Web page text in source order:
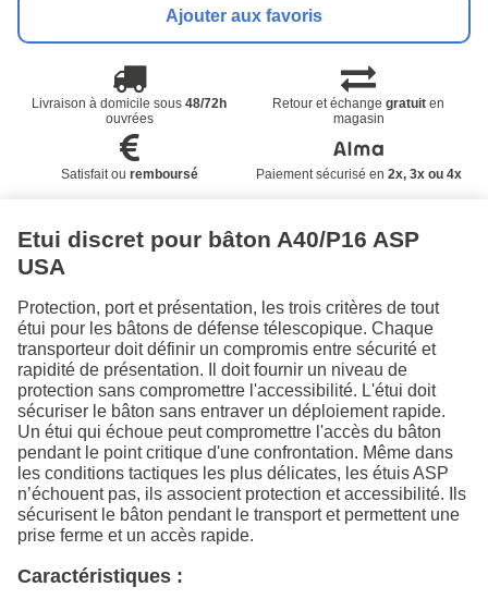
Ajouter aux favoris
Livraison à domicile sous48/72h
ouvrées
Retour et échangegratuit en
magasin
Satisfait ou remboursé Paiement sécurisé en 2x, 3x ou 4x
Etui discret pour bâton A40/P16 ASP
USA
Protection, port et présentation, les trois critères de tout
étui pour les bâtons de défense télescopique. Chaque
transporteur doit définir un compromis entre sécurité et
rapidité de présentation. Il doit fournir un niveau de
protection sans compromettre l'accessibilité. L'étui doit
sécuriser le bâton sans entraver un déploiement rapide.
Un étui qui échoue peut compromettre l'accès du bâton
pendant le point critique d'une confrontation. Même dans
les conditions tactiques les plus délicates, les étuis ASP
n’échouent pas, ils associent protection et accessibilité. Ils
sécurisent le bâton pendant le transport et permettent une
prise ferme et un accès rapide.
Caractéristiques :